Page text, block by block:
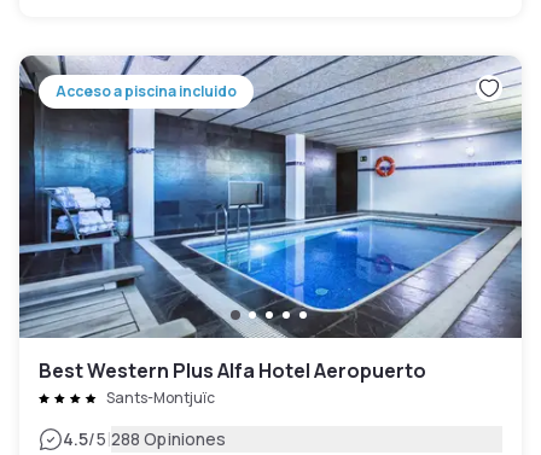
Acceso a piscina incluido
Best Western Plus Alfa Hotel Aeropuerto
Sants-Montjuïc
4.5/5|288 Opiniones